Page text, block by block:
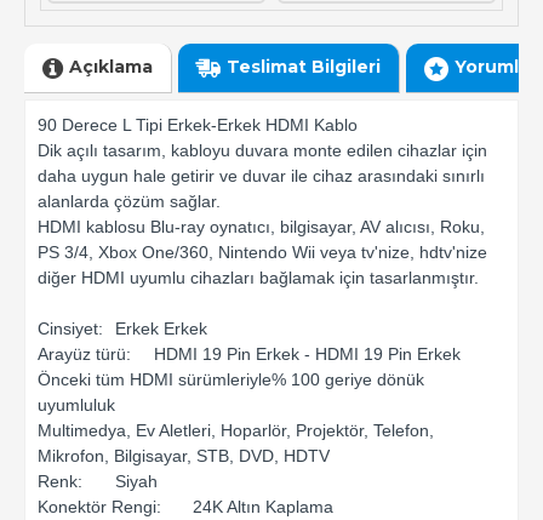
Açıklama Teslimat Bilgileri Yorumlar
90 Derece L Tipi Erkek-Erkek HDMI Kablo
Dik açılı tasarım, kabloyu duvara monte edilen cihazlar için
daha uygun hale getirir ve duvar ile cihaz arasındaki sınırlı
alanlarda çözüm sağlar.
HDMI kablosu Blu-ray oynatıcı, bilgisayar, AV alıcısı, Roku,
PS 3/4, Xbox One/360, Nintendo Wii veya tv'nize, hdtv'nize
diğer HDMI uyumlu cihazları bağlamak için tasarlanmıştır.
Cinsiyet:
Erkek Erkek
Arayüz türü:
HDMI 19 Pin Erkek - HDMI 19 Pin Erkek
Önceki tüm HDMI sürümleriyle% 100 geriye dönük
uyumluluk
Multimedya, Ev Aletleri, Hoparlör, Projektör, Telefon,
Mikrofon, Bilgisayar, STB, DVD, HDTV
Renk:
Siyah
Konektör Rengi:
24K Altın Kaplama